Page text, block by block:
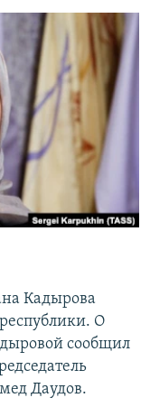
Кадырова
О
сообщил
Даудов.